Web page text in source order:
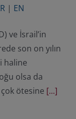
| EN
ve İsrail’in
son on yılın
haline
olsa da
ötesine [...]